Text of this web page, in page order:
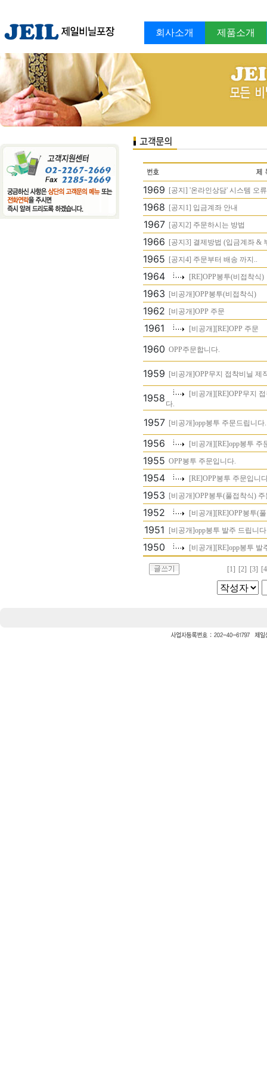
회사소개 제품소개
1969 [공지] '온라인상담' 시스템 오류
1968 [공지1] 입금계좌 안내
1967 [공지2] 주문하시는 방법
1966 [공지3] 결제방법 (입금계좌 &
1965 [공지4] 주문부터 배송 까지..
1964 [RE]OPP봉투(비접착식)
1963 [비공개]OPP봉투(비접착식)
1962 [비공개]OPP 주문
1961 [비공개][RE]OPP 주문
1960 OPP주문합니다.
1959 [비공개]OPP무지 접착비닐 제
1958
[비공개][RE]OPP무지
다.
1957 [비공개]opp봉투 주문드립니다.
1956 [비공개][RE]opp봉투 주
1955 OPP봉투 주문입니다.
1954 [RE]OPP봉투 주문입니
1953 [비공개]OPP봉투(풀접착식)
1952 [비공개][RE]OPP봉투(
1951 [비공개]opp봉투 발주 드립니다
1950 [비공개][RE]opp봉투 발
[1] [2] [3]